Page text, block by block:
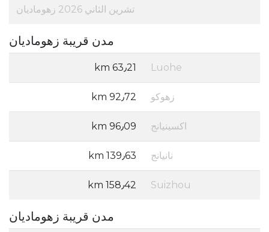
تشرين الثاني 2026 زهوماديان
مدن قريبة زهوماديان
Luohe 63٫21 km
زهوكو 92٫72 km
اكسينيانج 96٫09 km
نانيانج 139٫63 km
Suizhou 158٫42 km
مدن قريبة زهوماديان